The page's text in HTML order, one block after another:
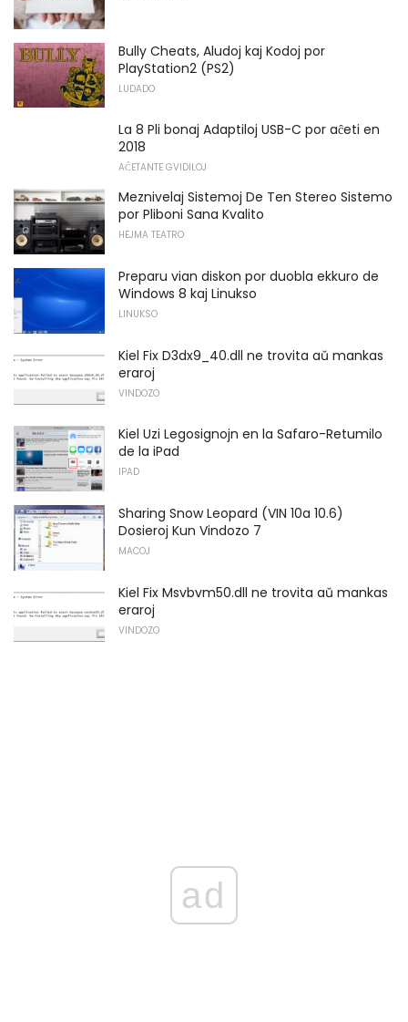
Bully Cheats, Aludoj kaj Kodoj por
PlayStation2 (PS2)
LUDADO
La 8 Pli bonaj Adaptiloj USB-C por aĉeti en
2018
AĈETANTE GVIDILOJ
Meznivelaj Sistemoj De Ten Stereo Sistemo
por Pliboni Sana Kvalito
HEJMA TEATRO
Preparu vian diskon por duobla ekkuro de
Windows 8 kaj Linukso
LINUKSO
Kiel Fix D3dx9_40.dll ne trovita aŭ mankas
eraroj
VINDOZO
Kiel Uzi Legosignojn en la Safaro-Retumilo
de la iPad
IPAD
Sharing Snow Leopard (VIN 10a 10.6)
Dosieroj Kun Vindozo 7
MACOJ
Kiel Fix Msvbvm50.dll ne trovita aŭ mankas
eraroj
VINDOZO
ad